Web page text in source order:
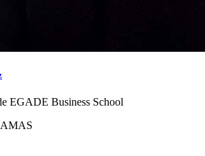
EGADE Business School